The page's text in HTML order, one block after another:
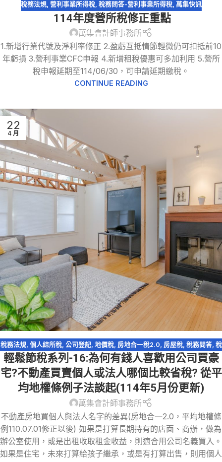
稅務法規, 營利事業所得稅, 稅務問答-營利事業所得稅, 萬集快訊
114年度營所稅修正重點
萬集會計師事務所
1.新增行業代號及淨利率修正 2.盈虧互抵情節輕微仍可扣抵前10
年虧損 3.營利事業CFC申報 4.新增租稅優惠可多加利用 5.營所
稅申報延期至114/06/30，可申請延期繳稅。
CONTINUE READING
22
4 月
稅務法規, 個人綜所稅, 公司登記, 地價稅, 房地合一稅2.0 房屋稅, 稅務問答, 稅
務問答-營利事業所得稅,資產傳承,輕鬆節稅
輕鬆節稅系列-16:為何有錢人喜歡用公司買豪
宅?不動產買賣個人或法人哪個比較省稅? 從平
均地權條例子法談起(114年5月份更新)
萬集會計師事務所
不動產房地買個人與法人名字的差異(房地合一2.0，平均地權條
例110.07.01修正以後) 如果是打算長期持有的店面、商辦，做為
辦公室使用，或是出租收取租金收益，則適合用公司名義買入。
如果是住宅，未來打算給孩子繼承，或是有打算出售，則用個人